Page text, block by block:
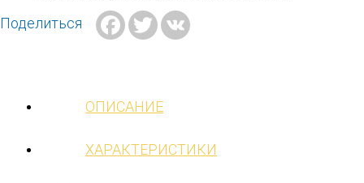
Поделиться Facebook
Twitter
ОПИСАНИЕ
ХАРАКТЕРИСТИКИ